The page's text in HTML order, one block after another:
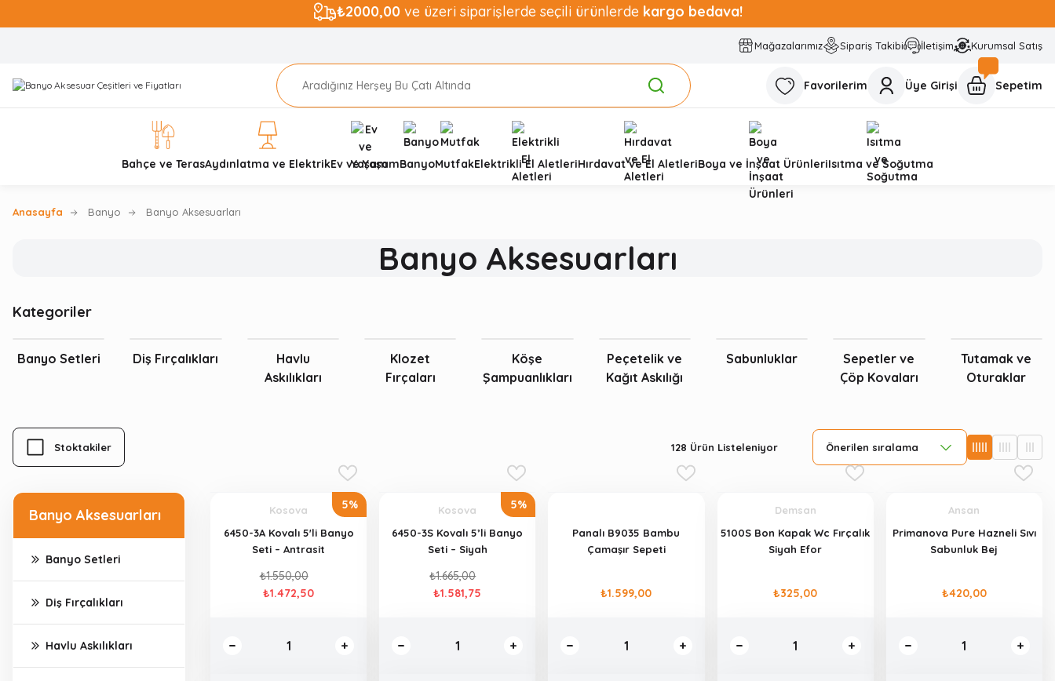
₺2000,00ve üzeri siparişlerde seçili ürünlerde kargo bedava!
Mağazalarımız Sipariş Takibi İletişim Kurumsal Satış
Favorilerim Üye Girişi Sepetim
Bahçe ve TerasAydınlatma ve ElektrikEv ve YaşamBanyoMutfakElektrikli El AletleriHırdavat ve El AletleriBoya ve İnşaat ÜrünleriIsıtma ve Soğutma
Anasayfa Banyo Banyo Aksesuarları
Banyo Aksesuarları
Kategoriler
Banyo Setleri Diş Fırçalıkları
Havlu
Askılıkları
Klozet
Fırçaları
Köşe
Şampuanlıkları
Peçetelik ve
Kağıt Askılığı
Sabunluklar
Sepetler ve
Çöp Kovaları
Tutamak ve
Oturaklar
Stoktakiler 128 Ürün Listeleniyor
Banyo Aksesuarları
Banyo Setleri
Diş Fırçalıkları
Havlu Askılıkları
5%
Kosova
6450-3A Kovalı 5'li Banyo
Seti – Antrasit
₺1.550,00
₺1.472,50
5%
Kosova
6450-3S Kovalı 5’li Banyo
Seti – Siyah
₺1.665,00
₺1.581,75
Panalı B9035 Bambu
Çamaşır Sepeti
₺1.599,00
Demsan
5100S Bon Kapak Wc Fırçalık
Siyah Efor
₺325,00
Ansan
Primanova Pure Hazneli Sıvı
Sabunluk Bej
₺420,00